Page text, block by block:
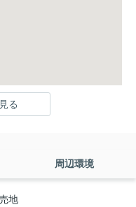
る
周辺環境
地